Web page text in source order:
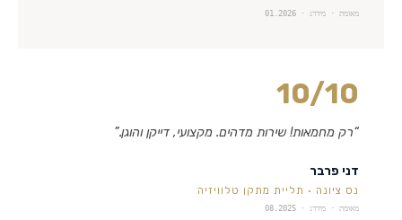
מאומת · מידרג · 01.2026
10/10
“רק מחמאות! שירות מדהים. מקצועי, דייקן והוגן.”
דני פרבר
נס ציונה · תליית מתקן טלוויזיה
מאומת · מידרג · 08.2025